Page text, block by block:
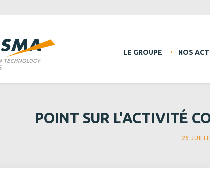
LE GROUPE NOS
POINT SUR L'ACTIVITÉ
26